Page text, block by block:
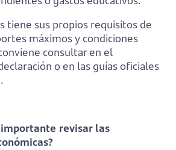
tiene sus propios requisitos de
máximos y condiciones
consultar en el
o en las guías oficiales
revisar las